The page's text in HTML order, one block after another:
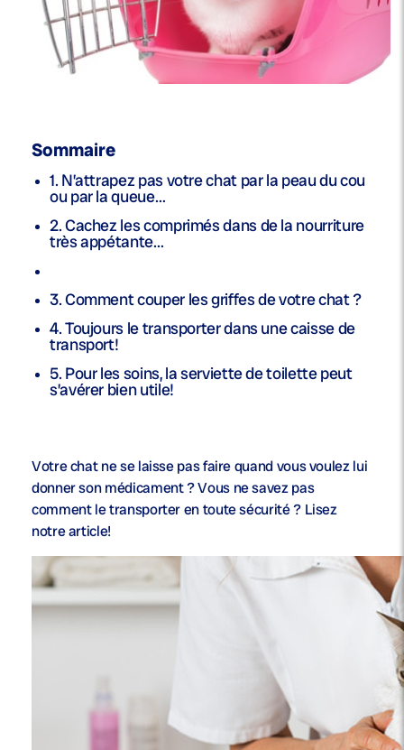
Sommaire
1. N’attrapez pas votre chat par la peau du cou
ou par la queue…
2. Cachez les comprimés dans de la nourriture
très appétante…
3. Comment couper les griffes de votre chat ?
4. Toujours le transporter dans une caisse de
transport!
5. Pour les soins, la serviette de toilette peut
s’avérer bien utile!
Votre chat ne se laisse pas faire quand vous voulez lui
donner son médicament ? Vous ne savez pas
comment le transporter en toute sécurité ? Lisez
notre article!